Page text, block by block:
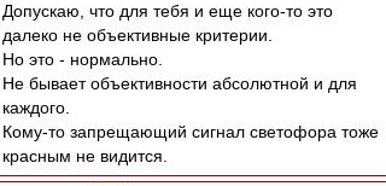
Допускаю, что для тебя и еще кого-то это
далеко не объективные критерии.
Но это - нормально.
Не бывает объективности абсолютной и для
каждого.
Кому-то запрещающий сигнал светофора тоже
красным не видится.